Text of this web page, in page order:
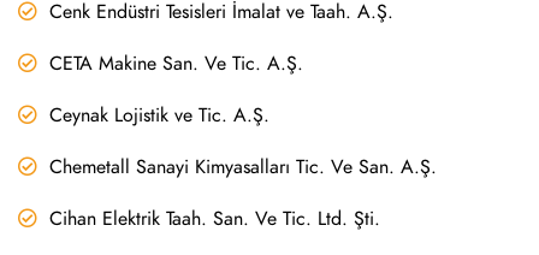
Cenk Endüstri Tesisleri İmalat ve Taah. A.Ş.
CETA Makine San. Ve Tic. A.Ş.
Ceynak Lojistik ve Tic. A.Ş.
Chemetall Sanayi Kimyasalları Tic. Ve San. A.Ş.
Cihan Elektrik Taah. San. Ve Tic. Ltd. Şti.